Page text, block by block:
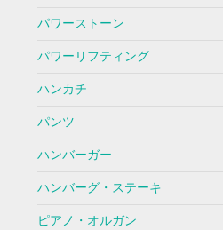
パワーストーン
パワーリフティング
ハンカチ
パンツ
ハンバーガー
ハンバーグ・ステーキ
ピアノ・オルガン